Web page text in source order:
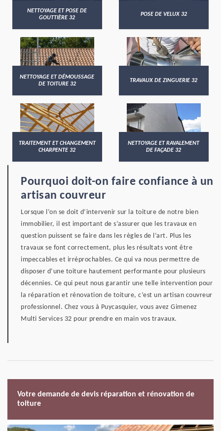
NETTOYAGE ET POSE DE
GOUTTIÈRE 32
POSE DE VELUX 32
NETTOYAGE ET DÉMOUSSAGE
DE TOITURE 32
TRAVAUX DE ZINGUERIE 32
TRAITEMENT ET CHANGEMENT
CHARPENTE 32
NETTOYAGE ET RAVALEMENT
DE FAÇADE 32
Pourquoi doit-on faire confiance à un
artisan couvreur
Lorsque l’on se doit d’intervenir sur la toiture de notre bien
immobilier, il est important de s’assurer que les travaux en
question puissent se faire dans les règles de l’art. Plus les
travaux se font correctement, plus les résultats vont être
impeccables et irréprochables. Ce qui va nous permettre de
disposer d’une toiture hautement performante pour plusieurs
décennies. Ce qui peut nous garantir une telle intervention pour
la réparation et rénovation de toiture, c’est un artisan couvreur
professionnel. Chez vous à Puycasquier, vous avez Gimenez
Multi Services 32 pour prendre en main vos travaux.
Votre demande de devis réparation et rénovation de
toiture